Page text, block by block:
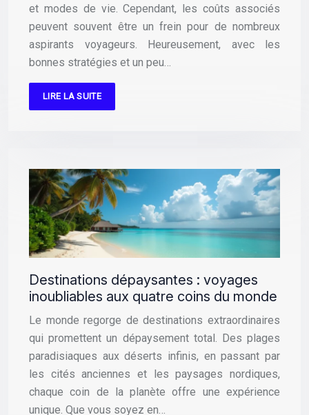
et modes de vie. Cependant, les coûts associés
peuvent souvent être un frein pour de nombreux
aspirants voyageurs. Heureusement, avec les
bonnes stratégies et un peu…
LIRE LA SUITE
Destinations dépaysantes : voyages
inoubliables aux quatre coins du monde
Le monde regorge de destinations extraordinaires
qui promettent un dépaysement total. Des plages
paradisiaques aux déserts infinis, en passant par
les cités anciennes et les paysages nordiques,
chaque coin de la planète offre une expérience
unique. Que vous soyez en…